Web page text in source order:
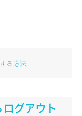
る方法
グアウト